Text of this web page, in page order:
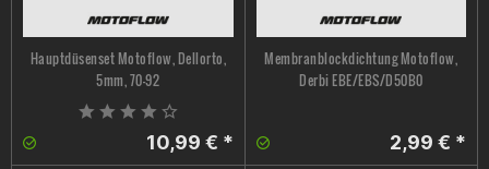
Hauptdüsenset Motoflow, Dellorto,
5mm, 70-92
10,99 € *
Membranblockdichtung Motoflow,
Derbi EBE/EBS/D50B0
2,99 € *